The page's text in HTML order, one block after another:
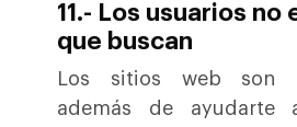
11.- Los usuarios
que buscan
Los sitios web son
además de ayudarte